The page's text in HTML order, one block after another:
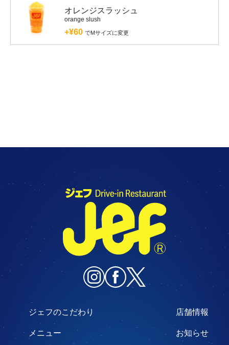
オレンジスラッシュ
orange slush
+¥60 でMサイズに変更
ジェフのこだわり
メニュー
店舗情報
お知らせ